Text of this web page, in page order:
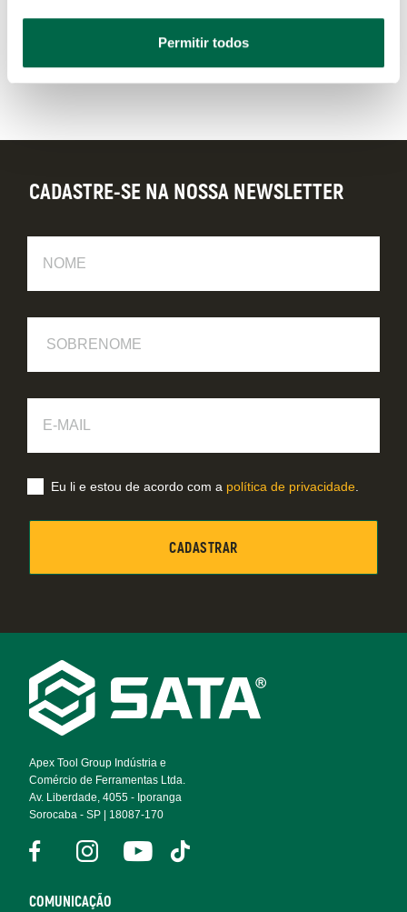
Permitir todos
Footer
Navigation
Apex Tool Group Indústria e
Comércio de Ferramentas Ltda.
Av. Liberdade, 4055 - Iporanga
Sorocaba - SP | 18087-170
COMUNICAÇÃO
CADASTRE-SE NA NOSSA NEWSLETTER
Mail
Eu li e estou de acordo com a política de privacidade